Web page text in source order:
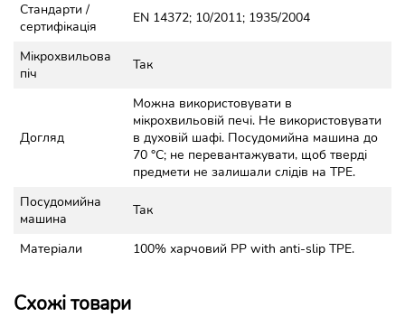
Стандарти /
сертифікація
EN 14372; 10/2011; 1935/2004
Мікрохвильова
піч
Так
Догляд
Можна використовувати в
мікрохвильовій печі. Не використовувати
в духовій шафі. Посудомийна машина до
70 °C; не перевантажувати, щоб тверді
предмети не залишали слідів на TPE.
Посудомийна
машина
Так
Матеріали 100% харчовий PP with anti-slip TPE.
Схожі товари